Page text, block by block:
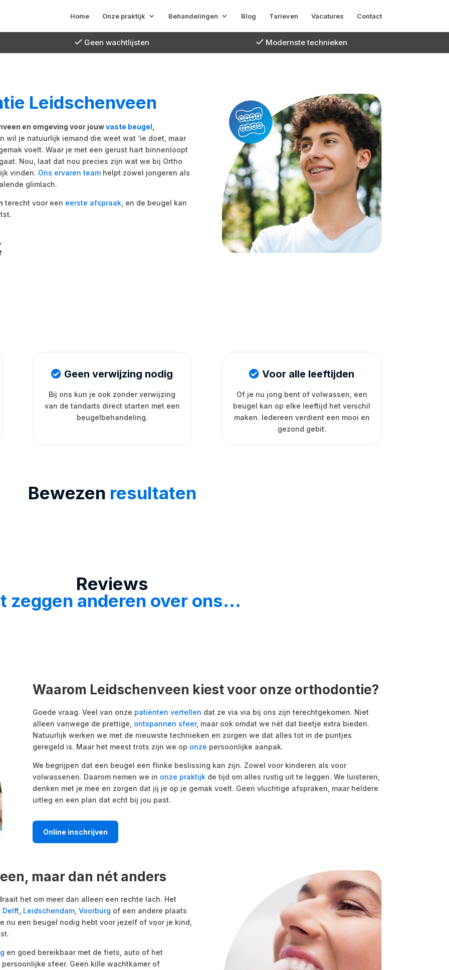
Home Onze praktijk Behandelingen Blog Tarieven Vacatures Contact
Geen wachtlijsten Modernste technieken
Leidschenveen
en omgeving voor jouwvaste beugel
wil je natuurlijk iemand die weet wat ‘ie doet, maar
voelt. Waar je met een gerust hart binnenloopt
Nou, laat dat nou precies zijn wat we bij Ortho
vinden. Ons ervaren team helpt zowel jongeren als
glimlach.
terecht voor een eerste afspraak , en de beugel kan
Geen verwijzing nodig
Bij ons kun je ook zonder verwijzing
van de tandarts direct starten met een
beugelbehandeling.
Voor alle leeftijden
Of je nu jong bent of volwassen, een
beugel kan op elke leeftijd het verschil
maken. Iedereen verdient een mooi en
gezond gebit.
Bewezen resultaten
Reviews
zeggen anderen over ons…
Waarom Leidschenveen kiest voor onze orthodontie?
Goede vraag. Veel van onze patiënten vertellen dat ze via via bij ons zijn terechtgekomen. Niet
alleen vanwege de prettige, ontspannen sfeer, maar ook omdat we nét dat beetje extra bieden.
Natuurlijk werken we met de nieuwste technieken en zorgen we dat alles tot in de puntjes
geregeld is. Maar het meest trots zijn we op onze persoonlijke aanpak.
We begrijpen dat een beugel een flinke beslissing kan zijn. Zowel voor kinderen als voor
volwassenen. Daarom nemen we in onze praktijkde tijd om alles rustig uit te leggen. We luisteren,
denken met je mee en zorgen dat jij je op je gemak voelt. Geen vluchtige afspraken, maar heldere
uitleg en een plan dat echt bij jou past.
Online inschrijven
maar dan nét anders
het om meer dan alleen een rechte lach. Het
Delft Leidschendam ,Voorburg of een andere plaats
nu een beugel nodig hebt voor jezelf of voor je kind,
en goed bereikbaar met de fiets, auto of het
sfeer. Geen kille wachtkamer of